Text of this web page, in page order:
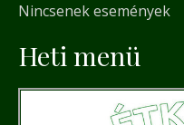
c
f
Nincsenek események
Heti menü